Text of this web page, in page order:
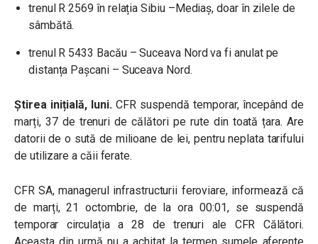
trenul R 2569 în relația Sibiu –Mediaș, doar în zilele de
sâmbătă.
trenul R 5433 Bacău – Suceava Nord va fi anulat pe
distanța Pașcani – Suceava Nord.
Știrea inițială, luni.CFR suspendă temporar, începând de
marți, 37 de trenuri de călători pe rute din toată țara. Are
datorii de o sută de milioane de lei, pentru neplata tarifului
de utilizare a căii ferate.
CFR SA, managerul infrastructurii feroviare, informează că
de marți, 21 octombrie, de la ora 00:01, se suspendă
temporar circulația a 28 de trenuri ale CFR Călători.